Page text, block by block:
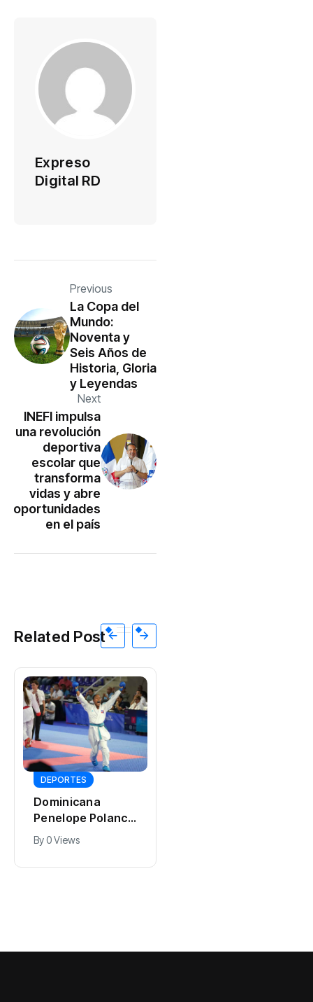
Expreso
Digital RD
Previous
La Copa del
Mundo:
Noventa y
Seis Años de
Historia, Gloria
y Leyendas
Next
INEFI impulsa
una revolución
deportiva
escolar que
transforma
vidas y abre
oportunidades
en el país
Related Post
DEPORTES
Dominicana
Penelope Polanco
gana medalla de
oro en karate
By0 Views